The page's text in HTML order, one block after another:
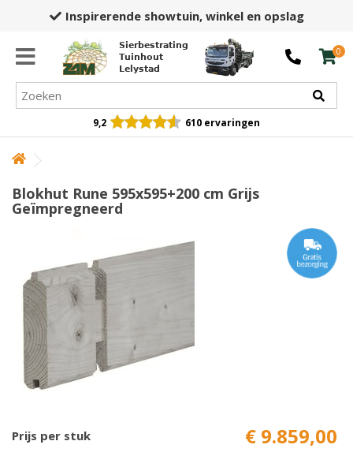
Inspirerende showtuin,winkel en opslag
Sierbestrating
Tuinhout
Lelystad
0
9,2 610 ervaringen
Blokhut Rune 595x595+200 cm Grijs
Geïmpregneerd
Prijs per stuk € 9.859,00